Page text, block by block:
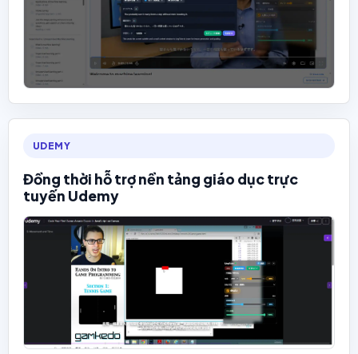
UDEMY
Đồng thời hỗ trợ nền tảng giáo dục trực
tuyến Udemy